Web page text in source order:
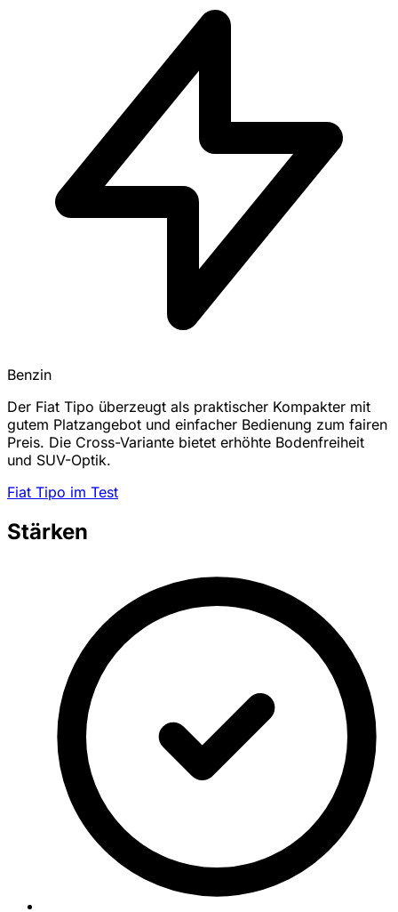
Benzin
Der Fiat Tipo überzeugt als praktischer Kompakter mit
gutem Platzangebot und einfacher Bedienung zum fairen
Preis. Die Cross-Variante bietet erhöhte Bodenfreiheit
und SUV-Optik.
Fiat Tipo im Test
Stärken